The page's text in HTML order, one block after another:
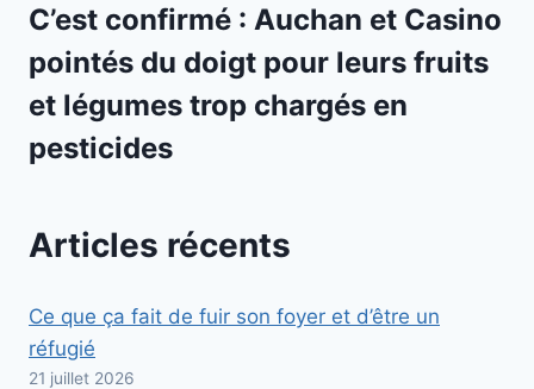
C’est confirmé : Auchan et Casino
pointés du doigt pour leurs fruits
et légumes trop chargés en
pesticides
Articles récents
Ce que ça fait de fuir son foyer et d’être un
réfugié
21 juillet 2026